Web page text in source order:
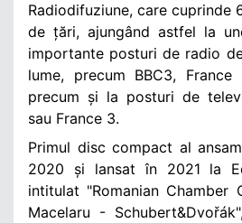
Radiodifuziune, care cuprinde
de țări, ajungând astfel la
importante posturi de radio
lume, precum BBC3, France
precum și la posturi de
sau France 3.
Primul disc compact al
2020 și lansat în 2021 la
intitulat "Romanian Chamber
Macelaru -